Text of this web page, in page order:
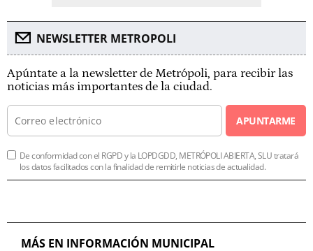
NEWSLETTER METROPOLI
Apúntate a la newsletter de Metrópoli, para recibir las
noticias más importantes de la ciudad.
APUNTARME
De conformidad con el RGPD y la LOPDGDD, METRÓPOLI ABIERTA, SLU tratará
los datos facilitados con la finalidad de remitirle noticias de actualidad.
MÁS EN INFORMACIÓN MUNICIPAL